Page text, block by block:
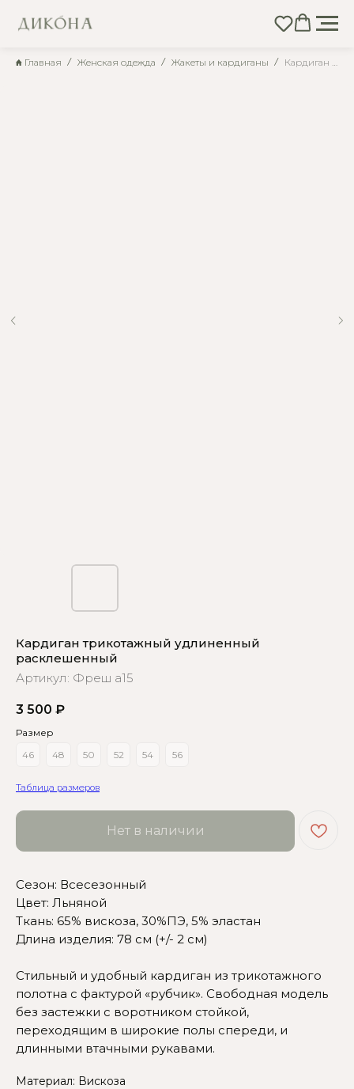
Главная Женская одежда Жакеты и кардиганы Кардиган трикотажный удлиненный расклешенный
Кардиган трикотажный удлиненный
расклешенный
Артикул: Фреш а15
3 500 ₽
Размер
46
48 50 52 54 56
Таблица размеров
Нет в наличии
Сезон: Всесезонный
Цвет: Льняной
Ткань: 65% вискоза, 30%ПЭ, 5% эластан
Длина изделия: 78 см (+/- 2 см)
Стильный и удобный кардиган из трикотажного
полотна с фактурой «рубчик». Свободная модель
без застежки с воротником стойкой,
переходящим в широкие полы спереди, и
длинными втачными рукавами.
Материал: Вискоза
Сомневаетесь в выборе?
Нажмите сюда, чтобы
Или напишите нам и мы
вам поможем!